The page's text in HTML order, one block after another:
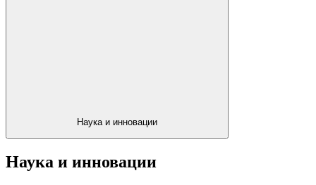
Наука и инновации
Наука и инновации